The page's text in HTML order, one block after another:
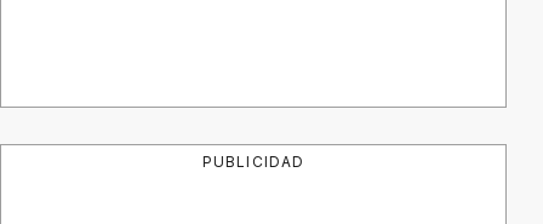
PUBLICIDAD